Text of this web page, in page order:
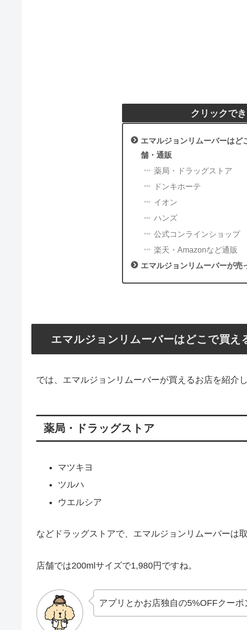
クリックで
エマルジョンリムーバーはど
舗・通販
薬局・ドラッグストア
ドンキホーテ
イオン
ハンズ
公式コンラインショップ
楽天・Amazonなど通販
エマルジョンリムーバーが売
エマルジョンリムーバーはどこで買え
では、エマルジョンリムーバーが買えるお店を紹介
薬局・ドラッグストア
マツキヨ
ツルハ
ウエルシア
などドラッグストアで、エマルジョンリムーバーは
店舗では200mlサイズで1,980円ですね。
アプリとかお店独自の5%OFFクーポ